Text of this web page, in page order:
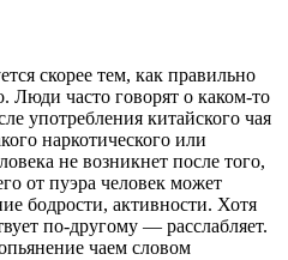
скорее тем, как правильно
Люди часто говорят о каком-то
употребления китайского чая
наркотического или
не возникнет после того,
от пуэра человек может
бодрости, активности. Хотя
по-другому — расслабляет.
чаем словом